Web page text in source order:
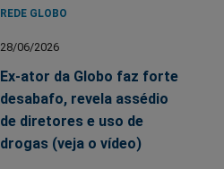
REDE GLOBO
28/06/2026
Ex-ator da Globo faz forte
desabafo, revela assédio
de diretores e uso de
drogas (veja o vídeo)